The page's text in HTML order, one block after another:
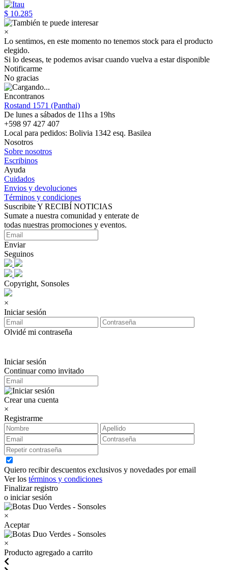
$ 10.285
×
Lo sentimos, en este momento no tenemos stock para el producto
elegido.
Si lo deseas, te podemos avisar cuando vuelva a estar disponible
Notificarme
No gracias
Encontranos
Rostand 1571 (Panthai)
De lunes a sábados de 11hs a 19hs
+598 97 427 407
Local para pedidos: Bolivia 1342 esq. Basilea
Nosotros
Sobre nosotros
Escribinos
Ayuda
Cuidados
Envios y devoluciones
Términos y condiciones
Suscribite Y RECIBÍ NOTICIAS
Sumate a nuestra comunidad y enterate de
todas nuestras promociones y eventos.
Enviar
Seguinos
Copyright, Sonsoles
×
Iniciar sesión
Olvidé mi contraseña
Iniciar sesión
Continuar como invitado
Crear una cuenta
×
Registrarme
Quiero recibir descuentos exclusivos y novedades por email
Ver los términos y condiciones
Finalizar registro
o iniciar sesión
×
Aceptar
×
Producto agregado a carrito